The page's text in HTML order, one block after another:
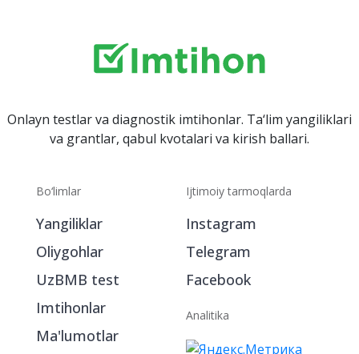
Onlayn testlar va diagnostik imtihonlar. Ta‘lim yangiliklari
va grantlar, qabul kvotalari va kirish ballari.
Bo‘limlar
Yangiliklar
Oliygohlar
UzBMB test
Imtihonlar
Ma'lumotlar
Ijtimoiy tarmoqlarda
Instagram
Telegram
Facebook
Analitika